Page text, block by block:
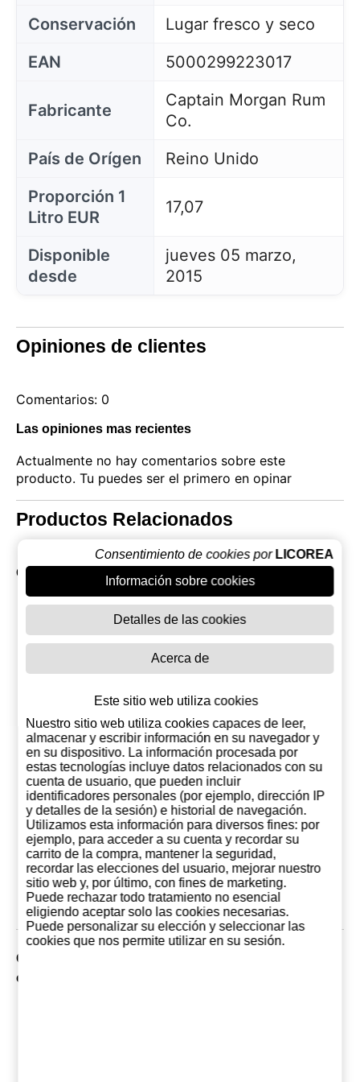
Conservación
Lugar fresco y seco
EAN
5000299223017
Fabricante
Captain Morgan Rum
Co.
País de Orígen
Reino Unido
Proporción 1
Litro EUR
17,07
Disponible
desde
jueves 05 marzo,
2015
Opiniones de clientes
Comentarios: 0
Las opiniones mas recientes
Actualmente no hay comentarios sobre este
producto. Tu puedes ser el primero en opinar
Productos Relacionados
Otros productos de Captain Morgan
Capitán Morgan
Black 1 Litro
(Jamaica)
18,40 €
Añadir al
carrito
Capitan Morgan
Spiced 1 Litro
15,90 €
Añadir al
carrito
Capitan
Private
Clientes que compraron este producto, también han
comprado
Consentimiento de cookies por LICOREA
Información sobre cookies
Detalles de las cookies
Acerca de
Este sitio web utiliza cookies
Nuestro sitio web utiliza cookies capaces de leer,
almacenar y escribir información en su navegador y
en su dispositivo. La información procesada por
estas tecnologías incluye datos relacionados con su
cuenta de usuario, que pueden incluir
identificadores personales (por ejemplo, dirección IP
y detalles de la sesión) e historial de navegación.
Utilizamos esta información para diversos fines: por
ejemplo, para acceder a su cuenta y recordar su
carrito de la compra, mantener la seguridad,
recordar las elecciones del usuario, mejorar nuestro
sitio web y, por último, con fines de marketing.
Puede rechazar todo tratamiento no esencial
eligiendo aceptar solo las cookies necesarias.
Puede personalizar su elección y seleccionar las
cookies que nos permite utilizar en su sesión.